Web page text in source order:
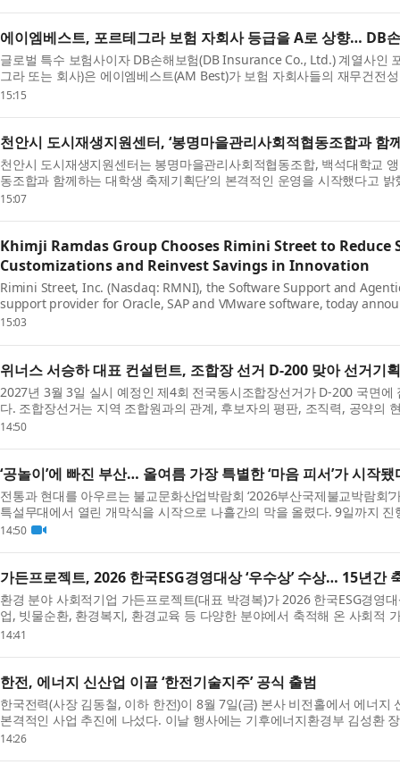
에이엠베스트, 포르테그라 보험 자회사 등급을 A로 상향… DB
글로벌 특수 보험사이자 DB손해보험(DB Insurance Co., Ltd.) 계열사
그라 또는 회사)은 에이엠베스트(AM Best)가 보험 자회사들의 재무건전
서 ‘...
15:15
천안시 도시재생지원센터, ‘봉명마을관리사회적협동조합과 함
천안시 도시재생지원센터는 봉명마을관리사회적협동조합, 백석대학교
동조합과 함께하는 대학생 축제기획단’의 본격적인 운영을 시작했다고
대학생...
15:07
Khimji Ramdas Group Chooses Rimini Street to Reduce
Customizations and Reinvest Savings in Innovation
Rimini Street, Inc. (Nasdaq: RMNI), the Software Support and
support provider for Oracle, SAP and VMware software, today
largest privately held c...
15:03
위너스 서승하 대표 컨설턴트, 조합장 선거 D-200 맞아 선거기
2027년 3월 3일 실시 예정인 제4회 전국동시조합장선거가 D-200 국면
다. 조합장선거는 지역 조합원과의 관계, 후보자의 평판, 조직력, 공약의
작용...
14:50
‘공놀이’에 빠진 부산… 올여름 가장 특별한 ‘마음 피서’가 시작됐
전통과 현대를 아우르는 불교문화산업박람회 ‘2026부산국제불교박람회
특설무대에서 열린 개막식을 시작으로 나흘간의 막을 올렸다. 9일까지
객 7만...
14:50
가든프로젝트, 2026 한국ESG경영대상 ‘우수상’ 수상… 15년간
환경 분야 사회적기업 가든프로젝트(대표 박경복)가 2026 한국ESG경영
업, 빗물순환, 환경복지, 환경교육 등 다양한 분야에서 축적해 온 사회적
든...
14:41
한전, 에너지 신산업 이끌 ‘한전기술지주’ 공식 출범
한국전력(사장 김동철, 이하 한전)이 8월 7일(금) 본사 비전홀에서 에너지
본격적인 사업 추진에 나섰다. 이날 행사에는 기후에너지환경부 김성환
통...
14:26